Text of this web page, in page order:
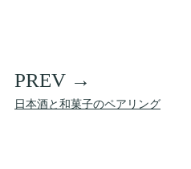
日本酒と和菓子のペアリング